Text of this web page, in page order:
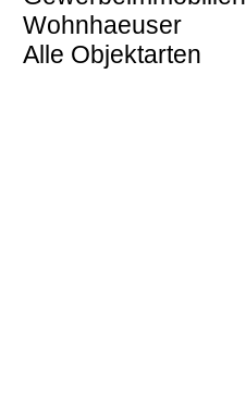
Wohnhaeuser
Alle Objektarten